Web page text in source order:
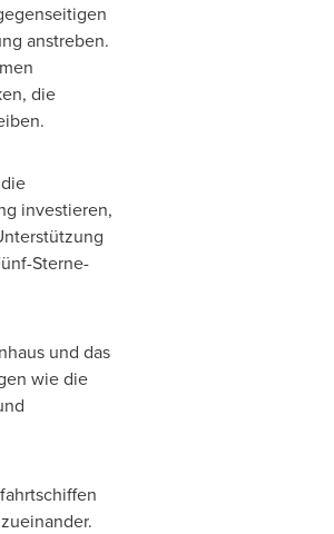
anstreben.
die
investieren,
Sterne-
und das
wie die